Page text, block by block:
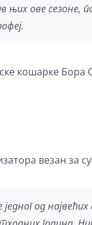
њих ове сезоне,
кошарке Бора
везан за
од највећих